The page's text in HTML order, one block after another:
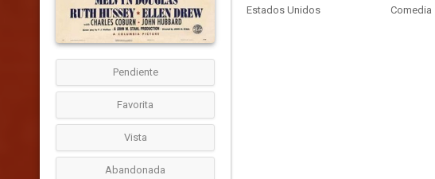
Pendiente
Favorita
Vista
Abandonada
Estados Unidos Comedia